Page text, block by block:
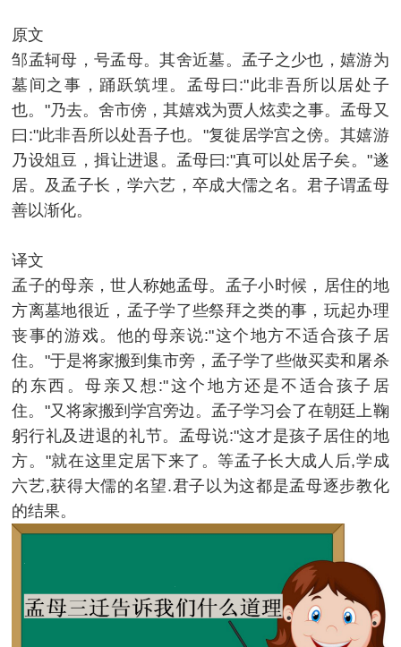
原文
邹孟轲母，号孟母。其舍近墓。孟子之少也，嬉游为
墓间之事，踊跃筑埋。孟母曰:"此非吾所以居处子
也。"乃去。舍市傍，其嬉戏为贾人炫卖之事。孟母又
曰:"此非吾所以处吾子也。"复徙居学宫之傍。其嬉游
乃设俎豆，揖让进退。孟母曰:"真可以处居子矣。"遂
居。及孟子长，学六艺，卒成大儒之名。君子谓孟母
善以渐化。
译文
孟子的母亲，世人称她孟母。孟子小时候，居住的地
方离墓地很近，孟子学了些祭拜之类的事，玩起办理
丧事的游戏。他的母亲说:"这个地方不适合孩子居
住。"于是将家搬到集市旁，孟子学了些做买卖和屠杀
的东西。母亲又想:"这个地方还是不适合孩子居
住。"又将家搬到学宫旁边。孟子学习会了在朝廷上鞠
躬行礼及进退的礼节。孟母说:"这才是孩子居住的地
方。"就在这里定居下来了。等孟子长大成人后,学成
六艺,获得大儒的名望.君子以为这都是孟母逐步教化
的结果。